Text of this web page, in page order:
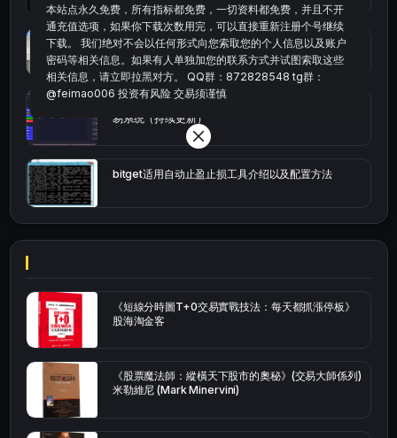
bybit安卓端
易系统（持续更新）
bitget适用自动止盈止损工具介绍以及配置方法
《短線分時圖T+0交易實戰技法：每天都抓漲停板》
股海淘金客
《股票魔法師：縱橫天下股市的奧秘》(交易大師係列)
米勒維尼 (Mark Minervini)
本站点永久免费，所有指标都免费，一切资料都免费，并且不开
通充值选项，如果你下载次数用完，可以直接重新注册个号继续
下载。 我们绝对不会以任何形式向您索取您的个人信息以及账户
密码等相关信息。如果有人单独加您的联系方式并试图索取这些
相关信息，请立即拉黑对方。 QQ群：872828548 tg群：
@feimao006 投资有风险 交易须谨慎